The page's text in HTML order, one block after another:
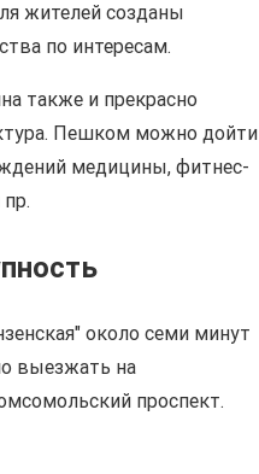
жителей созданы
по интересам.
также и прекрасно
Пешком можно дойти
медицины, фитнес-
около семи минут
выезжать на
проспект.